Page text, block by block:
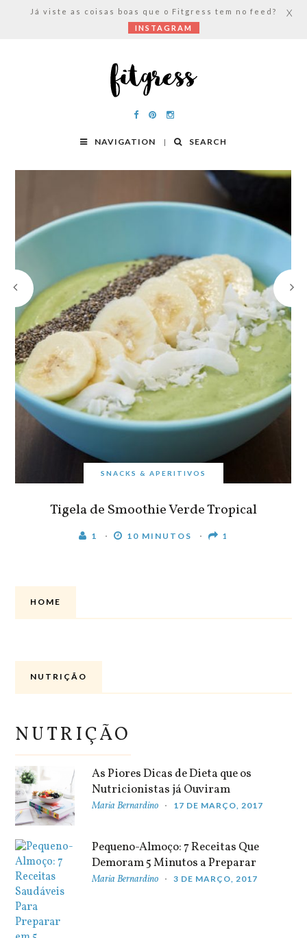
NAVIGATION SEARCH
SNACKS & APERITIVOS
Tigela de Smoothie Verde Tropical
1 10 MINUTOS 1
HOME
NUTRIÇÃO
NUTRIÇÃO
As Piores Dicas de Dieta que os
Nutricionistas já Ouviram
Maria Bernardino 17 DE MARÇO, 2017
Pequeno-Almoço: 7 Receitas Que
Demoram 5 Minutos a Preparar
Maria Bernardino 3 DE MARÇO, 2017
Já viste as coisas boas que o Fitgress tem no feed?
INSTAGRAM
X